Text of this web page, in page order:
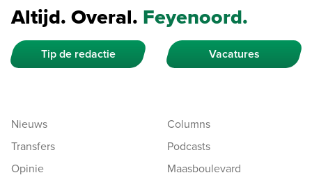
Altijd. Overal. Feyenoord.
Tip de redactie Vacatures
Nieuws
Transfers
Opinie
Columns
Podcasts
Maasboulevard